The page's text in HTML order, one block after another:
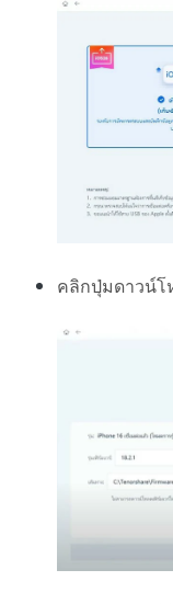
คลิกปุ่มดาวน์โ